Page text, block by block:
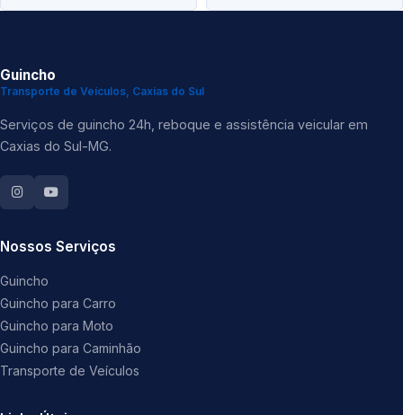
Guincho
Transporte de Veículos, Caxias do Sul
Serviços de guincho 24h, reboque e assistência veicular em
Caxias do Sul-MG.
Nossos Serviços
Guincho
Guincho para Carro
Guincho para Moto
Guincho para Caminhão
Transporte de Veículos